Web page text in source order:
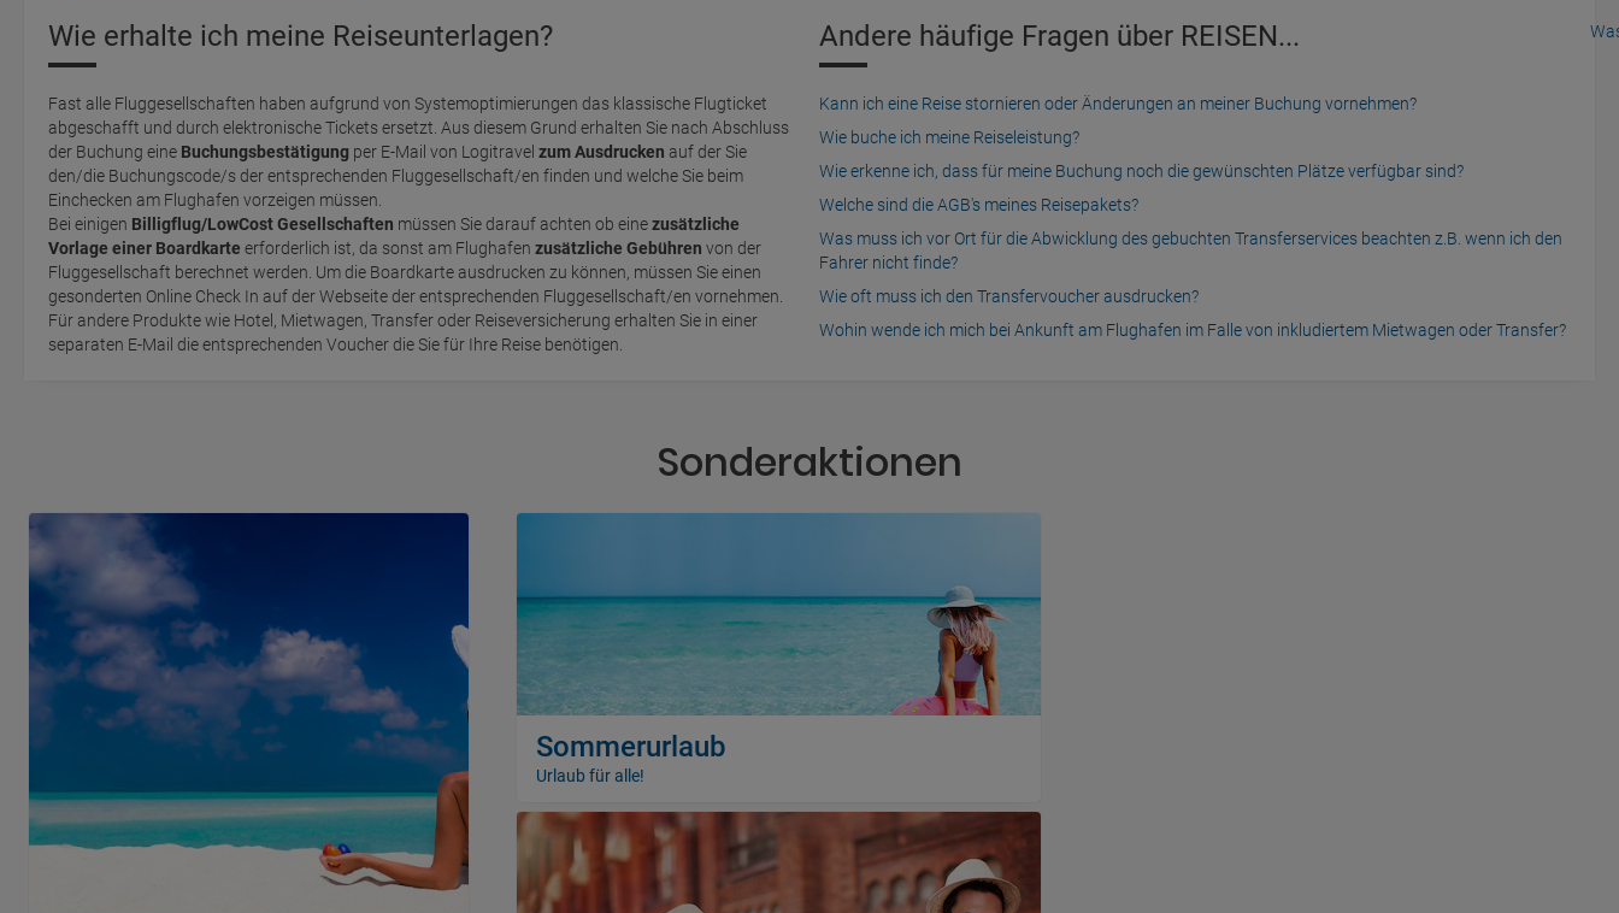
Wie erhalte ich meine Reiseunterlagen?
Fast alle Fluggesellschaften haben aufgrund von Systemoptimierungen das klassische Flugticket
abgeschafft und durch elektronische Tickets ersetzt. Aus diesem Grund erhalten Sie nach Abschluss
der Buchung eine Buchungsbestätigung per E-Mail von Logitravel zum Ausdrucken auf der Sie
den/die Buchungscode/s der entsprechenden Fluggesellschaft/en finden und welche Sie beim
Einchecken am Flughafen vorzeigen müssen.
Bei einigen Billigflug/LowCost Gesellschaften müssen Sie darauf achten ob einezusätzliche
Vorlage einer Boardkarte erforderlich ist, da sonst am Flughafen zusätzliche Gebühren von der
Fluggesellschaft berechnet werden. Um die Boardkarte ausdrucken zu können, müssen Sie einen
gesonderten Online Check In auf der Webseite der entsprechenden Fluggesellschaft/en vornehmen.
Für andere Produkte wie Hotel, Mietwagen, Transfer oder Reiseversicherung erhalten Sie in einer
separaten E-Mail die entsprechenden Voucher die Sie für Ihre Reise benötigen.
Andere häufige Fragen über REISEN...
Kann ich eine Reise stornieren oder Änderungen an meiner Buchung vornehmen?
Wie buche ich meine Reiseleistung?
Wie erkenne ich, dass für meine Buchung noch die gewünschten Plätze verfügbar sind?
Welche sind die AGB's meines Reisepakets?
Was muss ich vor Ort für die Abwicklung des gebuchten Transferservices beachten z.B. wenn ich den
Fahrer nicht finde?
Wie oft muss ich den Transfervoucher ausdrucken?
Wohin wende ich mich bei Ankunft am Flughafen im Falle von inkludiertem Mietwagen oder Transfer?
Sonderaktionen
Sommerurlaub
Urlaub für alle!